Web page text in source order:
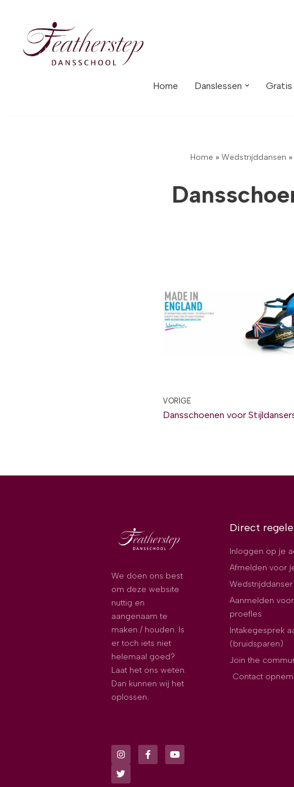
Meteen
naar
Home Danslessen Gratis
Home » Wedstrijddansen »
VORIGE
Dansschoenen voor
We doen ons best
om deze website
nuttig en
aangenaam te
maken / houden. Is
er toch iets niet
helemaal goed?
Laat het ons weten.
Dan kunnen wij het
oplossen.
Direct
Inloggen op je
Afmelden voor
Aanmelden
proefles
Intakegesprek
(bruidsparen)
Join the
Contact